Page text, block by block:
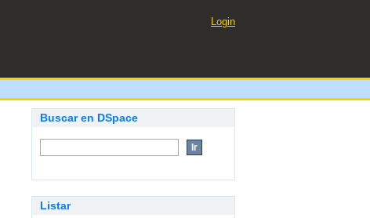
Login
Buscar en DSpace
Listar